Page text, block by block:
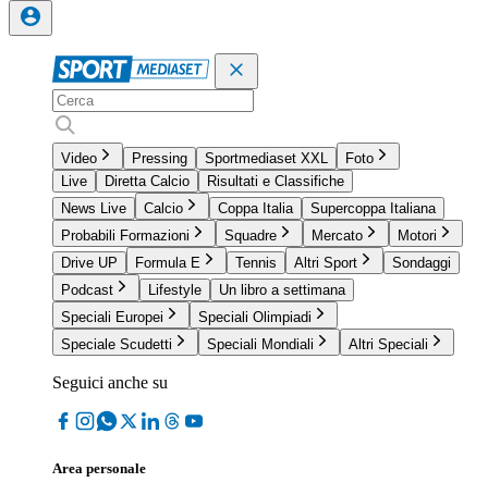
Video Pressing Sportmediaset XXL
Foto
Live
Diretta Calcio
Risultati e Classifiche
News Live
Calcio Coppa Italia
Supercoppa Italiana
Probabili Formazioni
Squadre Mercato
Motori
Drive UP
Formula E Tennis Altri Sport
Sondaggi
Podcast
Lifestyle
Un libro a settimana
Speciali Europei
Speciali Olimpiadi
Speciale Scudetti
Speciali Mondiali Altri Speciali
Seguici anche su
Area personale